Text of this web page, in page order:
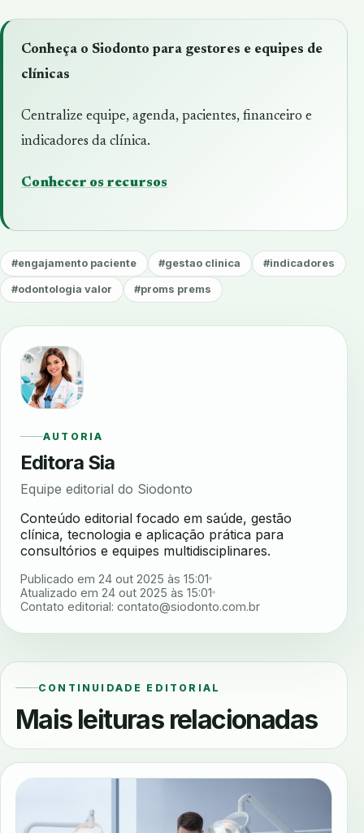
Conheça o Siodonto para gestores e equipes de
clínicas
Centralize equipe, agenda, pacientes, financeiro e
indicadores da clínica.
Conhecer os recursos
#engajamento paciente #gestao clinica #indicadores
#odontologia valor #proms prems
AUTORIA
Editora Sia
Equipe editorial do Siodonto
Conteúdo editorial focado em saúde, gestão
clínica, tecnologia e aplicação prática para
consultórios e equipes multidisciplinares.
Publicado em 24 out 2025 às 15:01
Atualizado em 24 out 2025 às 15:01
Contato editorial: contato@siodonto.com.br
CONTINUIDADE EDITORIAL
Mais leituras relacionadas